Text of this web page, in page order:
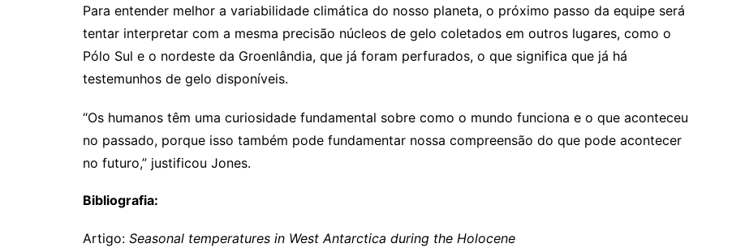
Para entender melhor a variabilidade climática do nosso planeta, o próximo passo da equipe será
tentar interpretar com a mesma precisão núcleos de gelo coletados em outros lugares, como o
Pólo Sul e o nordeste da Groenlândia, que já foram perfurados, o que significa que já há
testemunhos de gelo disponíveis.
“Os humanos têm uma curiosidade fundamental sobre como o mundo funciona e o que aconteceu
no passado, porque isso também pode fundamentar nossa compreensão do que pode acontecer
no futuro,” justificou Jones.
Bibliografia:
Artigo: Seasonal temperatures in West Antarctica during the Holocene